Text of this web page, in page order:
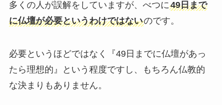
多くの人が誤解をしていますが、べつに49日まで
に仏壇が必要というわけではないのです。
必要というほどではなく『49日までに仏壇があっ
たら理想的』という程度ですし、もちろん仏教的
な決まりもありません。